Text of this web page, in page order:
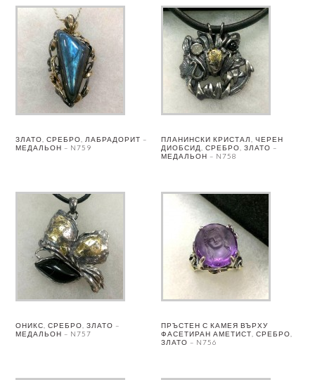
ЗЛАТО, СРЕБРО, ЛАБРАДОРИТ –
МЕДАЛЬОН – N759
ПЛАНИНСКИ КРИСТАЛ, ЧЕРЕН
ДИОБСИД, СРЕБРО, ЗЛАТО –
МЕДАЛЬОН – N758
ОНИКС, СРЕБРО, ЗЛАТО –
МЕДАЛЬОН – N757
ПРЪСТЕН С КАМЕЯ ВЪРХУ
ФАСЕТИРАН АМЕТИСТ, СРЕБРО,
ЗЛАТО – N756